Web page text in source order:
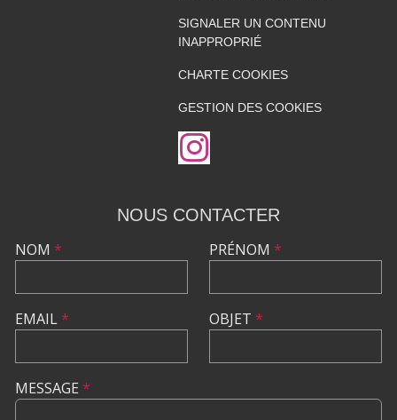
SIGNALER UN CONTENU
INAPPROPRIÉ
CHARTE COOKIES
GESTION DES COOKIES
NOUS CONTACTER
NOM *
EMAIL*
PRÉNOM *
OBJET *
MESSAGE *